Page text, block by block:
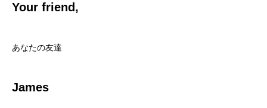
Your friend,
あなたの友達
James